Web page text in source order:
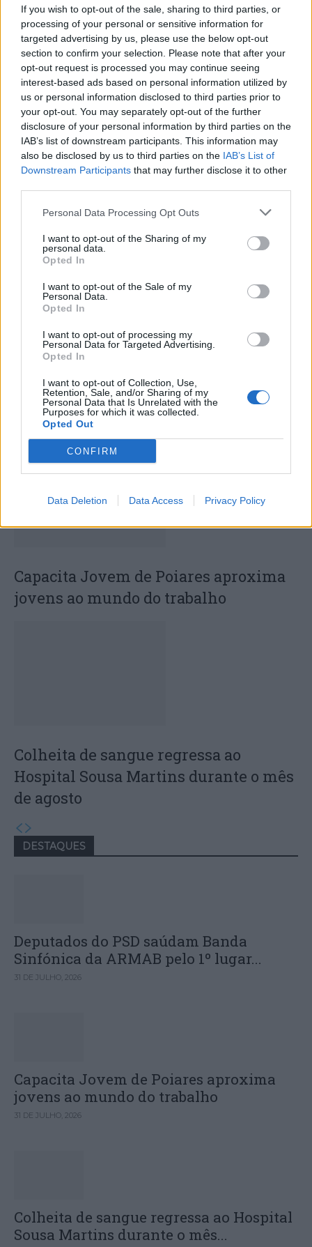
If you wish to opt-out of the sale, sharing to third parties, or
processing of your personal or sensitive information for
targeted advertising by us, please use the below opt-out
section to confirm your selection. Please note that after your
opt-out request is processed you may continue seeing
interest-based ads based on personal information utilized by
us or personal information disclosed to third parties prior to
your opt-out. You may separately opt-out of the further
disclosure of your personal information by third parties on the
IAB’s list of downstream participants. This information may
also be disclosed by us to third parties on the IAB’s List of
Downstream Participants that may further disclose it to other
Personal Data Processing Opt Outs
I want to opt-out of the Sharing of my
personal data.
Opted In
I want to opt-out of the Sale of my
Personal Data.
Opted In
I want to opt-out of processing my
Personal Data for Targeted Advertising.
Opted In
I want to opt-out of Collection, Use,
Retention, Sale, and/or Sharing of my
Personal Data that Is Unrelated with the
Purposes for which it was collected.
Opted Out
CONFIRM
Data Deletion Data Access Privacy Policy
Artigo anterior
Aberta nova via junto à
Escola Secundária da
Gafanha da Nazaré
Próximo artigo
Mealhada distinguida
pela “qualidade
exemplar”de água para
consumo humano
ARTIGOS RELACIONADOS
Deputados do PSD saúdam Banda
Sinfónica da ARMAB pelo 1º lugar no
certame internacional de Valência
Capacita Jovem de Poiares aproxima
jovens ao mundo do trabalho
Colheita de sangue regressa ao
Hospital Sousa Martins durante o mês
de agosto
DESTAQUES
Deputados do PSD saúdam Banda
Sinfónica da ARMAB pelo 1º lugar...
31 DE JULHO, 2026
Capacita Jovem de Poiares aproxima
jovens ao mundo do trabalho
31 DE JULHO, 2026
Colheita de sangue regressa ao Hospital
Sousa Martins durante o mês...